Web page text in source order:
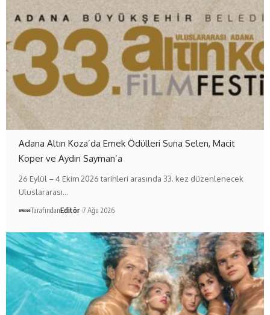
Adana Altın Koza’da Emek Ödülleri Suna Selen, Macit
Koper ve Aydın Sayman’a
26 Eylül – 4 Ekim 2026 tarihleri arasında 33. kez düzenlenecek
Uluslararası…
TarafındanEditör 7 Ağu 2026